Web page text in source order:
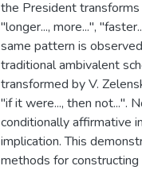
the President transforms
"longer..., more...",
same pattern is
traditional ambivalent
transformed by V.
"if it were..., then not...".
conditionally affirmative
implication. This
methods for